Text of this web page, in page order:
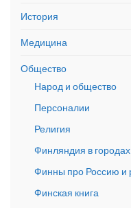
История
Медицина
Общество
Народ и общество
Персоналии
Религия
Финляндия в
Финны про Россию и
Финская книга